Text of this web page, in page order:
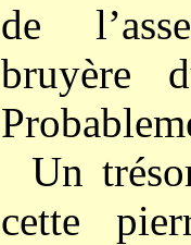
de
bruyère
Un
cette